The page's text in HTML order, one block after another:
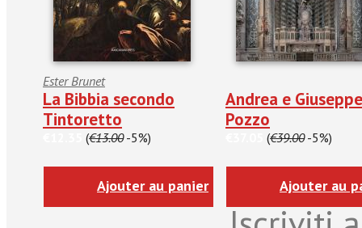
Ester Brunet
La Bibbia secondo
Tintoretto
(€13.00-5%)
Ajouter au panier
Andrea e Giuseppe
Pozzo
(€39.00-5%)
Ajouter au